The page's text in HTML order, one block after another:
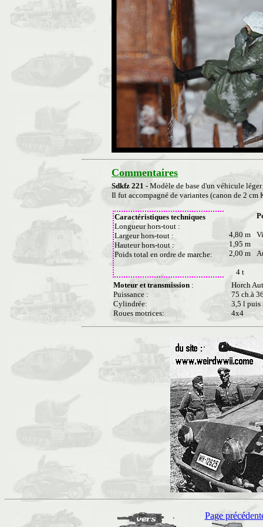
Commentaires
Sdkfz 221 - Modèle de base d'un véhicule
Il fut accompagné de variantes (canon de 2
Caractéristiques techniques
Longueur hors-tout :
Largeur hors-tout :
Hauteur hors-tout :
Poids total en ordre de marche:
4,80 m
1,95 m
2,00 m
4 t
Moteur et transmission :
Puissance :
Cylindrée:
Roues motrices:
Horch
75 ch.à
3,5 l puis
4x4
Page